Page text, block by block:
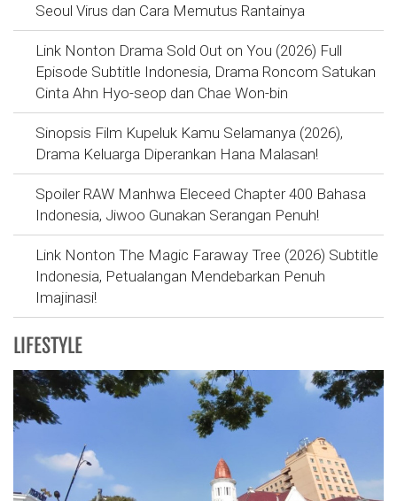
Seoul Virus dan Cara Memutus Rantainya
Link Nonton Drama Sold Out on You (2026) Full
Episode Subtitle Indonesia, Drama Roncom Satukan
Cinta Ahn Hyo-seop dan Chae Won-bin
Sinopsis Film Kupeluk Kamu Selamanya (2026),
Drama Keluarga Diperankan Hana Malasan!
Spoiler RAW Manhwa Eleceed Chapter 400 Bahasa
Indonesia, Jiwoo Gunakan Serangan Penuh!
Link Nonton The Magic Faraway Tree (2026) Subtitle
Indonesia, Petualangan Mendebarkan Penuh
Imajinasi!
LIFESTYLE